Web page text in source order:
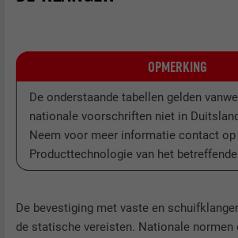
OPMERKING
De onderstaande tabellen gelden
nationale voorschriften niet in
Neem voor meer informatie contact
Producttechnologie van het
De bevestiging met vaste en
de statische vereisten. Nationale normen